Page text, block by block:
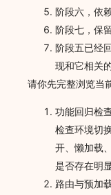
阶段六，依
阶段七，保
阶段五已经
现和它相关
请你先完整浏览当
功能回归检查
检查环境切
开、懒加载
是否存在明
路由与预加